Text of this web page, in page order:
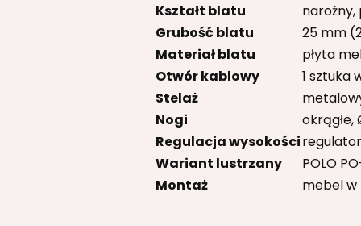
Kształt blatu
Grubość blatu
25 mm
Materiał blatu
płyta
Otwór kablowy
1 sztuka
Stelaż
Nogi
Regulacja wysokości
Wariant lustrzany
POLO
Montaż
mebel w